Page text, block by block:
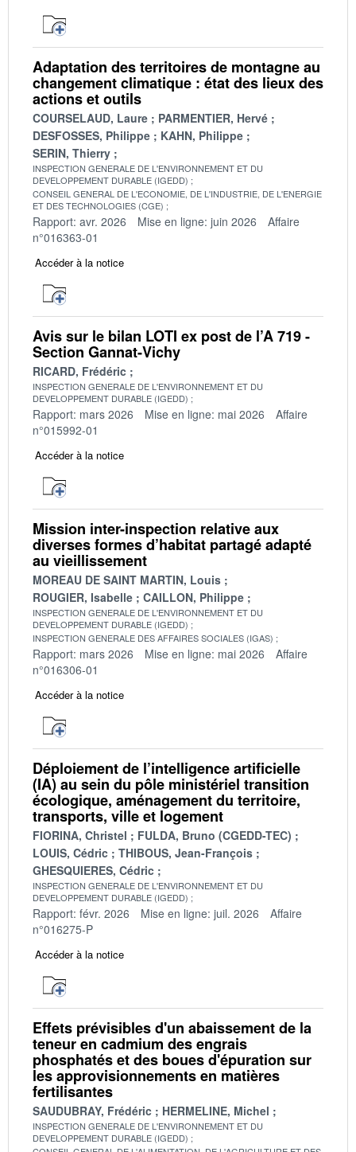
Adaptation des territoires de montagne au
changement climatique : état des lieux des
actions et outils
COURSELAUD, Laure
PARMENTIER, Hervé
DESFOSSES, Philippe
KAHN, Philippe
SERIN, Thierry
INSPECTION GENERALE DE L'ENVIRONNEMENT ET DU
DEVELOPPEMENT DURABLE (IGEDD)
CONSEIL GENERAL DE L'ECONOMIE, DE L'INDUSTRIE, DE L'ENERGIE
ET DES TECHNOLOGIES (CGE)
Rapport: avr. 2026 Mise en ligne: juin 2026
Affaire
n°016363-01
Accéder à la notice
Avis sur le bilan LOTI ex post de l’A 719 -
Section Gannat-Vichy
RICARD, Frédéric
INSPECTION GENERALE DE L'ENVIRONNEMENT ET DU
DEVELOPPEMENT DURABLE (IGEDD)
Rapport: mars 2026 Mise en ligne: mai 2026
Affaire
n°015992-01
Accéder à la notice
Mission inter-inspection relative aux
diverses formes d’habitat partagé adapté
au vieillissement
MOREAU DE SAINT MARTIN, Louis
ROUGIER, Isabelle
CAILLON, Philippe
INSPECTION GENERALE DE L'ENVIRONNEMENT ET DU
DEVELOPPEMENT DURABLE (IGEDD)
INSPECTION GENERALE DES AFFAIRES SOCIALES (IGAS)
Rapport: mars 2026 Mise en ligne: mai 2026
Affaire
n°016306-01
Accéder à la notice
Déploiement de l’intelligence artificielle
(IA) au sein du pôle ministériel transition
écologique, aménagement du territoire,
transports, ville et logement
FIORINA, Christel
FULDA, Bruno (CGEDD-TEC)
LOUIS, Cédric
THIBOUS, Jean-François
GHESQUIERES, Cédric
INSPECTION GENERALE DE L'ENVIRONNEMENT ET DU
DEVELOPPEMENT DURABLE (IGEDD)
Rapport: févr. 2026 Mise en ligne: juil. 2026
Affaire
n°016275-P
Accéder à la notice
Effets prévisibles d'un abaissement de la
teneur en cadmium des engrais
phosphatés et des boues d'épuration sur
les approvisionnements en matières
fertilisantes
SAUDUBRAY, Frédéric HERMELINE, Michel
INSPECTION GENERALE DE L'ENVIRONNEMENT ET DU
DEVELOPPEMENT DURABLE (IGEDD)